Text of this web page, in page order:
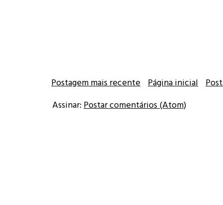
Postagem mais recente Página inicial
Assinar: Postar comentários (Atom)